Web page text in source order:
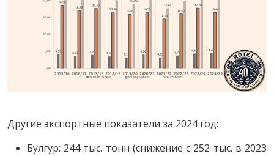
Другие экспортные показатели за 2024 год:
Булгур: 244 тыс. тонн (снижение с 252 тыс. в 2023